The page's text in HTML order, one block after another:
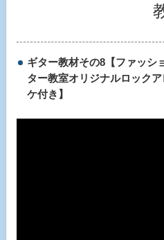
ギター教材その8【ファッシ
ター教室オリジナルロック
ケ付き】